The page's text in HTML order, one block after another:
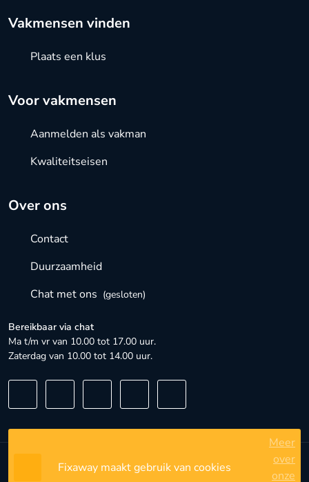
Over ons
Contact
Duurzaamheid
Chat met ons (gesloten)
Bereikbaar via chat
Ma t/m vr van 10.00 tot 17.00 uur.
Zaterdag van 10.00 tot 14.00 uur.
Vakmensen vinden
Plaats een klus
Voor vakmensen
Aanmelden als vakman
Kwaliteitseisen
Algemene voorwaarden
Fixaway maakt gebruik van cookies
Meer
over
onze